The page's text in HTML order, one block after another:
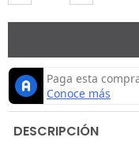
DESCRIPCIÓN